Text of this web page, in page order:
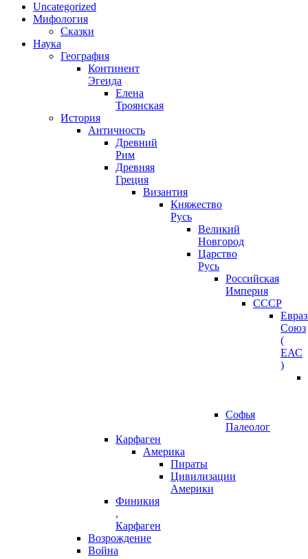
Uncategorized
Мифология
Сказки
Наука
География
Континент
Эгеида
Елена
Троянская
История
Античность
Древний
Рим
Древняя
Греция
Византия
Княжество
Русь
Великий
Новгород
Царство
Русь
Российская
Империя
СССР
Союз
(
ЕАС
)
Софья
Палеолог
Карфаген
Америка
Пираты
Цивилизации
Америки
Финикия
,
Карфаген
Возрождение
Война